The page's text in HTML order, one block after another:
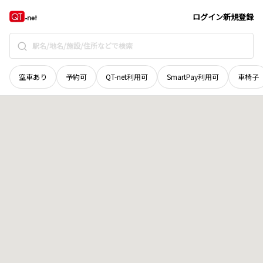
ログイン新規登録
空車あり 予約可 QT-net利用可 SmartPay利用可 車椅子
石川県